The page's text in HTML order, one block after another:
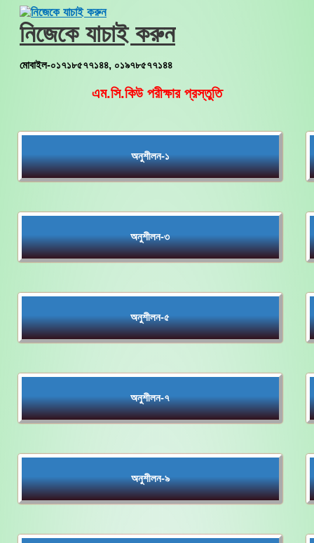
Skip
content
নিজেকে যাচাই করুন
মোবাইল-০১৭১৮৫৭৭১৪৪, ০১৯৭৮৫৭৭১৪৪
এম.সি.কিউ পরীক্ষার প্রস্তুতি
অনুশীলন-১
অনুশীলন-৩
অনুশীলন-৫
অনুশীলন-৭
অনুশীলন-৯